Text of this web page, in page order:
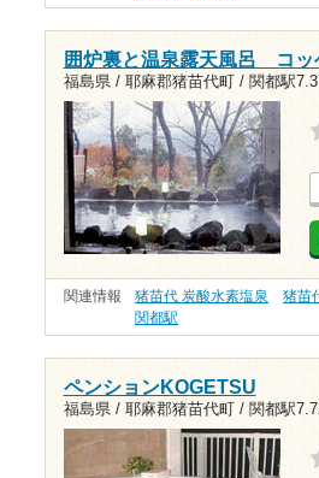
囲炉裏と温泉露天風呂 コッ
福島県 / 耶麻郡猪苗代町 / 関都駅
関連情報 猪苗代 炭酸水素塩泉 猪苗
関都駅
ペンションKOGETSU
福島県 / 耶麻郡猪苗代町 / 関都駅